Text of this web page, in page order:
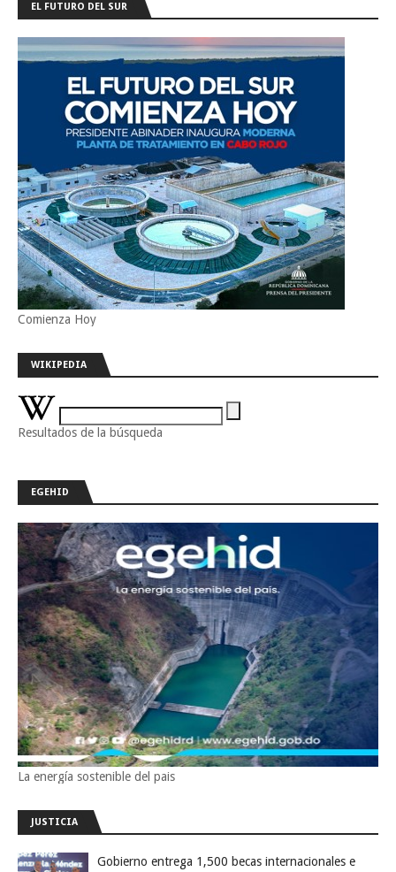
EL FUTURO DEL SUR
Comienza Hoy
WIKIPEDIA
Resultados de la búsqueda
EGEHID
La energía sostenible del pais
JUSTICIA
Gobierno entrega 1,500 becas internacionales e